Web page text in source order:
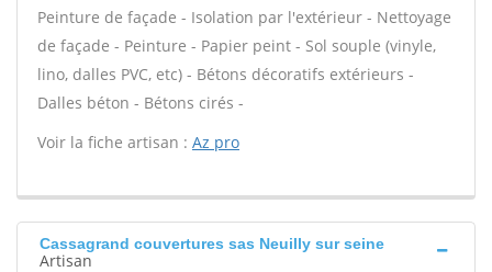
Peinture de façade - Isolation par l'extérieur - Nettoyage
de façade - Peinture - Papier peint - Sol souple (vinyle,
lino, dalles PVC, etc) - Bétons décoratifs extérieurs -
Dalles béton - Bétons cirés -
Voir la fiche artisan : Az pro
Cassagrand couvertures sas Neuilly sur seine
Artisan